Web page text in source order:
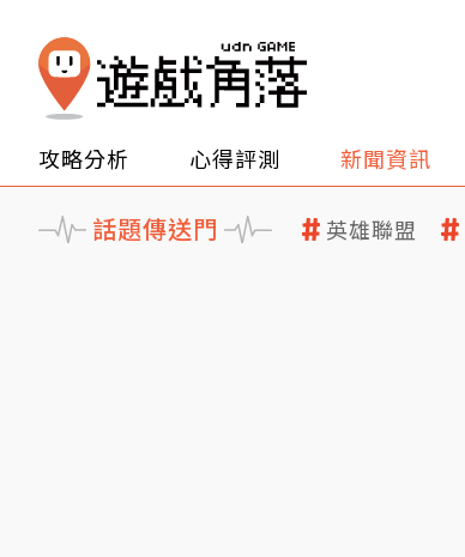
攻略分析 心得評測 新聞資訊
話題傳送門 英雄聯盟